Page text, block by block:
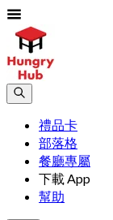
禮品卡
部落格
餐廳專屬
下載 App
幫助